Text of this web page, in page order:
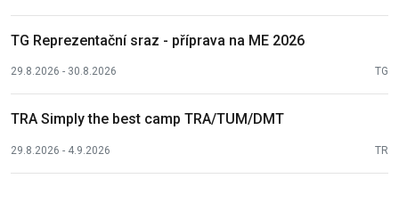
TG Reprezentační sraz - příprava na ME 2026
29.8.2026 - 30.8.2026 TG
TRA Simply the best camp TRA/TUM/DMT
29.8.2026 - 4.9.2026 TR